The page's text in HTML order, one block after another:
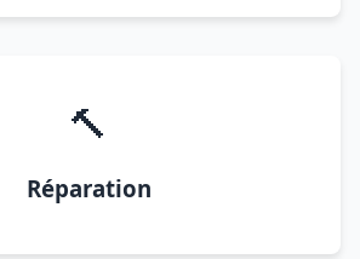
🔨
Réparation